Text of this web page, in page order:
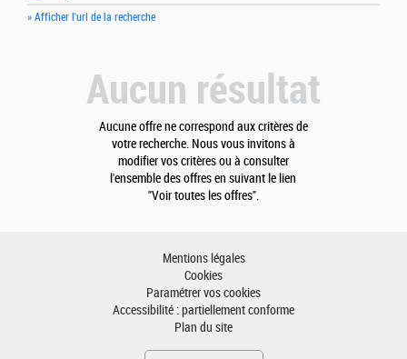
» Afficher l'url de la recherche
Aucun résultat
Aucune offre ne correspond aux critères de
votre recherche. Nous vous invitons à
modifier vos critères ou à consulter
l'ensemble des offres en suivant le lien
"Voir toutes les offres".
Mentions légales
Cookies
Paramétrer vos cookies
Accessibilité : partiellement conforme
Plan du site